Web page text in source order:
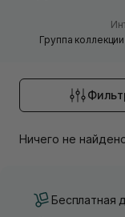
Группа
Ничего не
Бесплатная